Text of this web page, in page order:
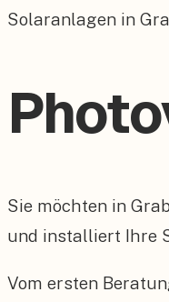
Solaranlagen in
Sie möchten in
und installiert Ihre
Vom ersten